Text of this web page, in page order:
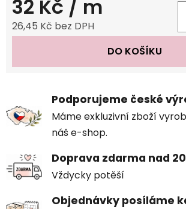
32 Kč / m
26,45 Kč bez DPH
DO KOŠÍKU
Podporujeme české
Máme exkluzivní zboží
náš e-shop.
Doprava zdarma nad
Vždycky potěší
Objednávky posíláme